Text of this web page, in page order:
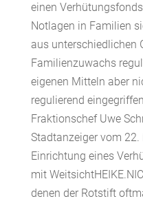
einen
Notlagen in Familien
aus unterschiedlichen
Familienzuwachs
eigenen Mitteln aber
regulierend
Fraktionschef Uwe
Stadtanzeiger vom
Einrichtung eines
mit
denen der Rotstift